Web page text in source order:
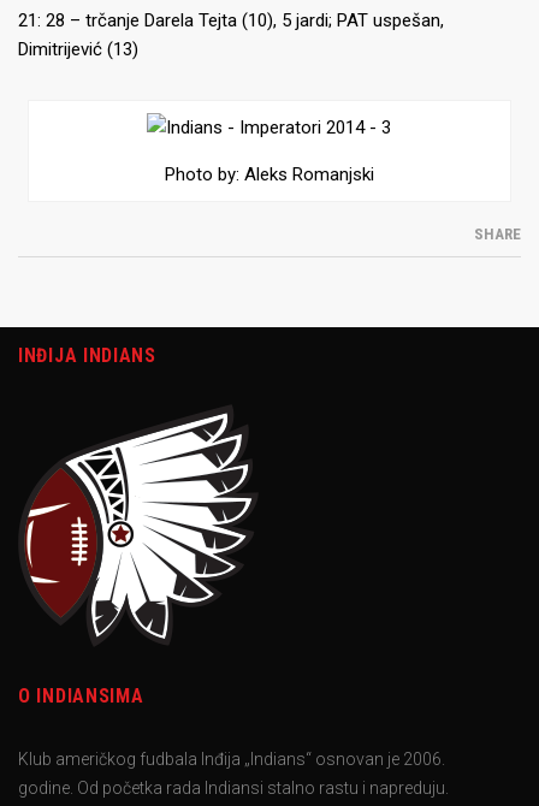
21: 28 – trčanje Darela Tejta (10), 5 jardi; PAT uspešan,
Dimitrijević (13)
Photo by: Aleks Romanjski
SHARE
INĐIJA INDIANS
O INDIANSIMA
Klub američkog fudbala Inđija „Indians“ osnovan je 2006.
godine. Od početka rada Indiansi stalno rastu i napreduju.